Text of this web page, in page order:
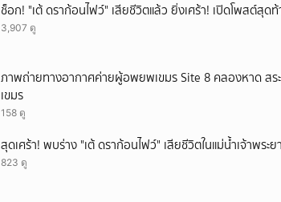
ช็อก! "เต้ ดราก้อนไฟว์" เสียชีวิตแล้ว ยิ่งเศร้า! เปิดโพสต์สุด
3,907 ดู
ภาพถ่ายทางอากาศค่ายผู้อพยพเขมร Site 8 คลองหาด สร
เขมร
158 ดู
สุดเศร้า! พบร่าง "เต้ ดราก้อนไฟว์" เสียชีวิตในแม่น้ำเจ้าพระยา
823 ดู